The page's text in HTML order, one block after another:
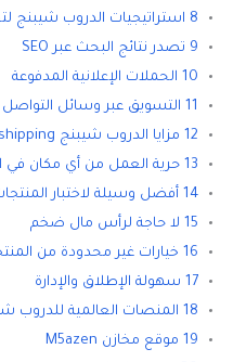
8 استراتيجيات الدروب شيبنج لتحقيق النجاح في السعودية
9 تصدر نتائج البحث عبر SEO
10 الحملات الإعلانية المدفوعة
11 التسويق عبر وسائل التواصل الاجتماعي
12 مزايا الدروب شيبنج drop shipping
13 حرية العمل من أي مكان في العالم
14 أفضل وسيلة لاختبار المنتجات قبل التوسع
15 لا حاجة لرأس مال ضخم
16 خيارات غير محدودة من المنتجات
17 سهولة الإطلاق والإدارة
18 المنصات العالمية للدروب شيبنج
19 موقع مخازن M5azen